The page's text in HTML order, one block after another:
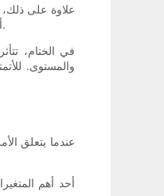
أعلى نظرًا لسجلها الحافل بالجودة والأداء. من ناحية أخرى، قد تقدم العلامات التجارية الأقل شهرة أو العامة مواصفات مماثلة بتكلفة أقل، ولكن مع احتمالية انخفاض الموثوقية والدعم.
والمستوى.